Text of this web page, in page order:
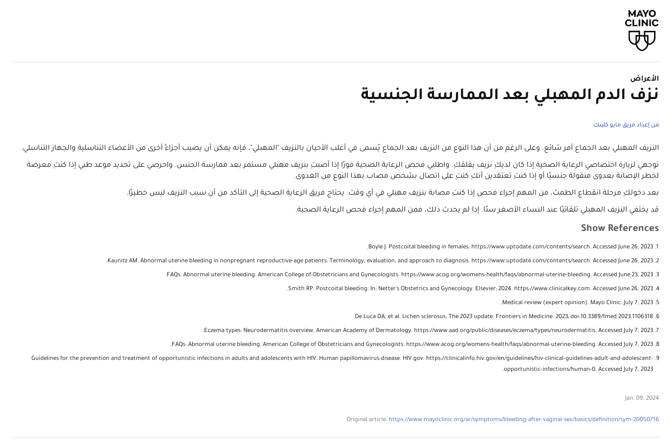
الأعراض
نزف الدم المهبلي بعد الممارسة الجنسية
من إعداد فريق مايو كلينك
النزيف المهبلي بعد الجماع أمر شائع. وعلى الرغم من أن هذا النوع من النزيف بعد الجماع يُسمى في أغلب الأحيان بالنزيف "المهبلي"، فإنه يمكن أن يصيب أجزاءً أخرى من الأعضاء التناسلية والجهاز التناسلي.
توجهي لزيارة اختصاصي الرعاية الصحية إذا كان لديكِ نزيف يقلقكِ. واطلبي فحص الرعاية الصحية فورًا إذا أصبتِ بنزيف مهبلي مستمر بعد ممارسة الجنس. واحرصي على تحديد موعد طبي إذا كنتِ معرضة
لخطر الإصابة بعدوى منقولة جنسيًا أو إذا كنتِ تعتقدين أنكِ كنتِ على اتصال بشخص مصاب بهذا النوع من العدوى.
بعد دخولكِ مرحلة انقطاع الطمث، من المهم إجراء فحص إذا كنتِ مصابة بنزيف مهبلي في أي وقت. يحتاج فريق الرعاية الصحية إلى التأكد من أن سبب النزيف ليس خطيرًا.
قد يختفي النزيف المهبلي تلقائيًا عند النساء الأصغر سنًا. إذا لم يحدث ذلك، فمن المهم إجراء فحص الرعاية الصحية.
Show References
Boyle J. Postcoital bleeding in females. https://www.uptodate.com/contents/search. Accessed June 26, 2023.
Kaunitz AM. Abnormal uterine bleeding in nonpregnant reproductive-age patients: Terminology, evaluation, and approach to diagnosis. https://www.uptodate.com/contents/search. Accessed June 26, 2023.
FAQs: Abnormal uterine bleeding. American College of Obstetricians and Gynecologists. https://www.acog.org/womens-health/faqs/abnormal-uterine-bleeding. Accessed June 23, 2023.
Smith RP. Postcoital bleeding. In: Netter's Obstetrics and Gynecology. Elsevier; 2024. https://www.clinicalkey.com. Accessed June 26, 2023.
Medical review (expert opinion). Mayo Clinic. July 7, 2023.
De Luca DA, et al. Lichen sclerosus: The 2023 update. Frontiers in Medicine. 2023; doi:10.3389/fmed.2023.1106318.
Eczema types: Neurodermatitis overview. American Academy of Dermatology. https://www.aad.org/public/diseases/eczema/types/neurodermatitis. Accessed July 7, 2023.
FAQs: Abnormal uterine bleeding. American College of Obstetricians and Gynecologists. https://www.acog.org/womens-health/faqs/abnormal-uterine-bleeding. Accessed July 7, 2023.
Guidelines for the prevention and treatment of opportunistic infections in adults and adolescents with HIV: Human papillomavirus disease. HIV.gov. https://clinicalinfo.hiv.gov/en/guidelines/hiv-clinical-guidelines-adult-and-adolescent-
opportunistic-infections/human-0. Accessed July 7, 2023.
Jan. 09, 2024
Original article: https://www.mayoclinic.org/ar/symptoms/bleeding-after-vaginal-sex/basics/definition/sym-20050716